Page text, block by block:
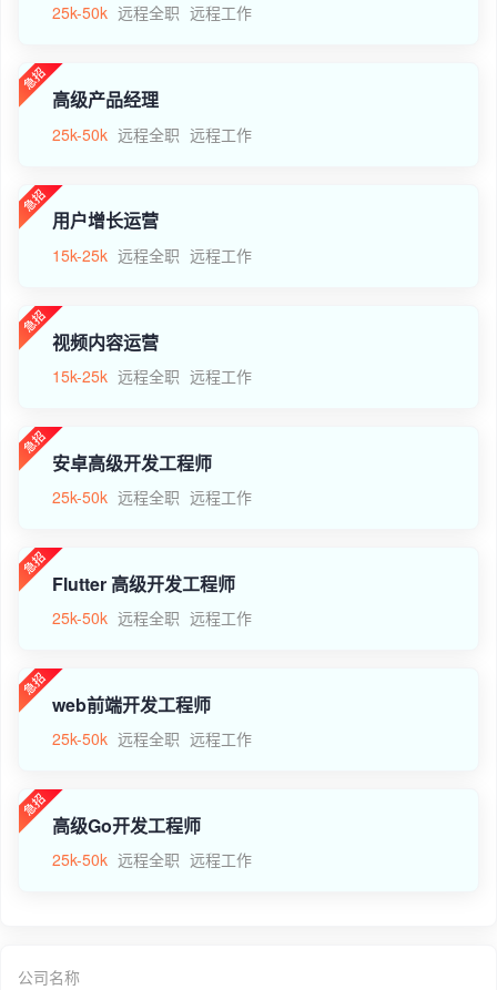
25k-50k 远程全职 远程工作
高级产品经理
25k-50k 远程全职 远程工作
用户增长运营
15k-25k 远程全职 远程工作
视频内容运营
15k-25k 远程全职 远程工作
安卓高级开发工程师
25k-50k 远程全职 远程工作
Flutter 高级开发工程师
25k-50k 远程全职 远程工作
web前端开发工程师
25k-50k 远程全职 远程工作
高级Go开发工程师
25k-50k 远程全职 远程工作
公司名称